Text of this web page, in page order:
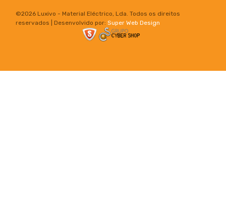
©2026 Luxivo - Material Eléctrico, Lda. Todos os direitos
reservados | Desenvolvido por: Super Web Design